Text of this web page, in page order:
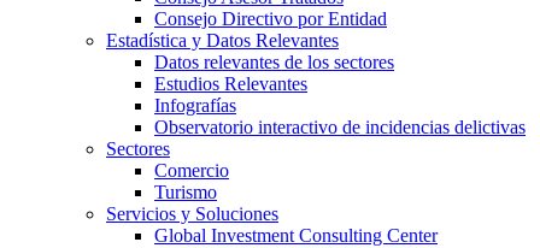
Consejo Directivo por Entidad
Estadística y Datos Relevantes
Datos relevantes de los sectores
Estudios Relevantes
Infografías
Observatorio interactivo de incidencias delictivas
Sectores
Comercio
Turismo
Servicios y Soluciones
Global Investment Consulting Center